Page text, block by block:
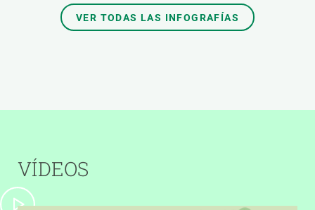
VER TODAS LAS INFOGRAFÍAS
VÍDEOS